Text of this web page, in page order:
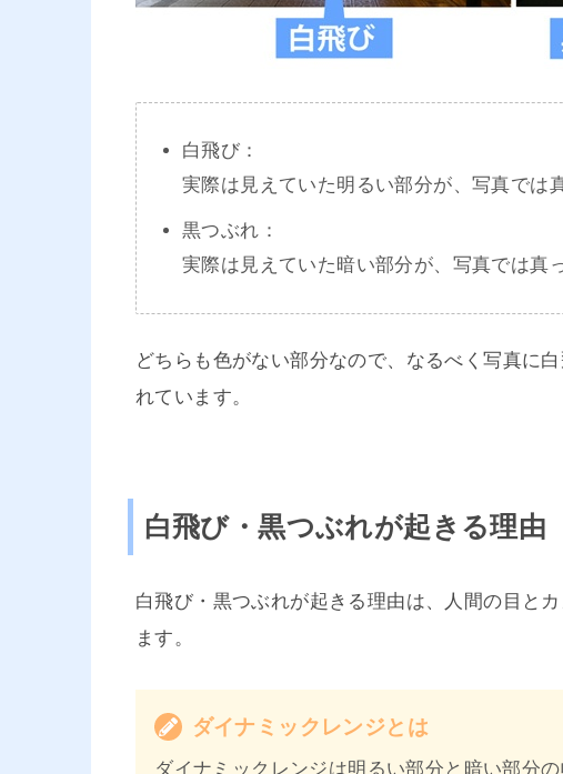
白飛び：
実際は見えていた明るい部分が、写真では
黒つぶれ：
実際は見えていた暗い部分が、写真では真
どちらも色がない部分なので、なるべく写真に
れています。
白飛び・黒つぶれが起きる理由
白飛び・黒つぶれが起きる理由は、人間の目と
ます。
ダイナミックレンジとは
ダイナミックレンジは明るい部分と暗い部分の